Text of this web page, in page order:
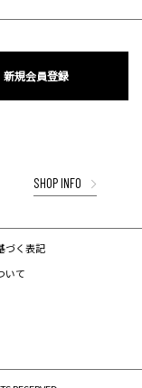
新規会員登録
SHOP INFO
づく表記
いて